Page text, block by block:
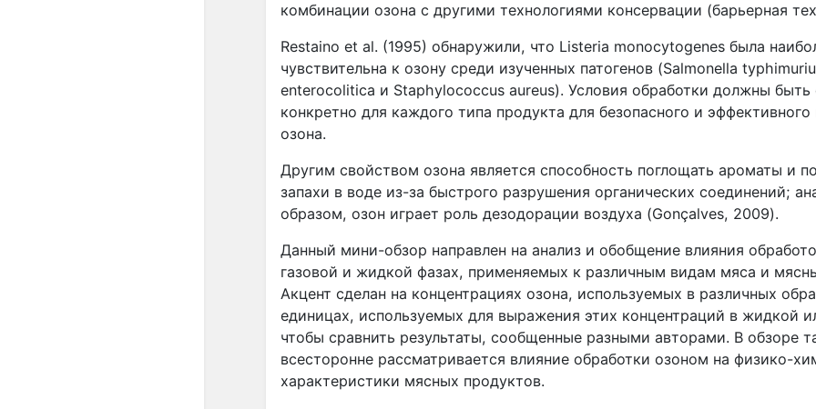
комбинации озона с другими технологиями консервации (барьерная
Restaino et al. (1995) обнаружили, что Listeria monocytogenes была
чувствительна к озону среди изученных патогенов (Salmonella
enterocolitica и Staphylococcus aureus). Условия обработки должны быть
конкретно для каждого типа продукта для безопасного и эффективного
озона.
Другим свойством озона является способность поглощать ароматы и
запахи в воде из-за быстрого разрушения органических соединений;
образом, озон играет роль дезодорации воздуха (Gonçalves, 2009).
Данный мини-обзор направлен на анализ и обобщение влияния
газовой и жидкой фазах, применяемых к различным видам мяса и
Акцент сделан на концентрациях озона, используемых в различных
единицах, используемых для выражения этих концентраций в жидкой
чтобы сравнить результаты, сообщенные разными авторами. В обзоре
всесторонне рассматривается влияние обработки озоном на физико-
характеристики мясных продуктов.